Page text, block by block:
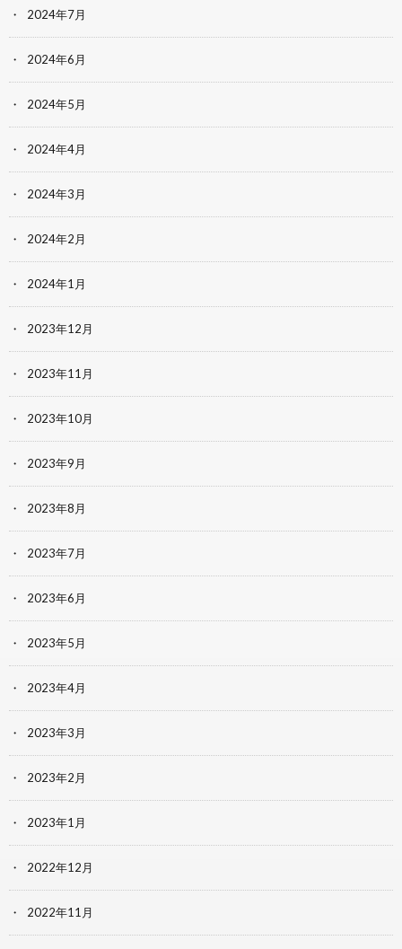
2024年7月
2024年6月
2024年5月
2024年4月
2024年3月
2024年2月
2024年1月
2023年12月
2023年11月
2023年10月
2023年9月
2023年8月
2023年7月
2023年6月
2023年5月
2023年4月
2023年3月
2023年2月
2023年1月
2022年12月
2022年11月